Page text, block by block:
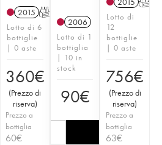
2015 T
Lotto di 6
bottiglie
| 0 aste
360€
(Prezzo di
riserva)
Prezzo a
bottiglia
60€
2006
Lotto di 1
bottiglia
| 10 in
stock
90€
Lotto di
12
bottiglie
| 0 aste
756€
(Prezzo di
riserva)
Prezzo a
bottiglia
63€